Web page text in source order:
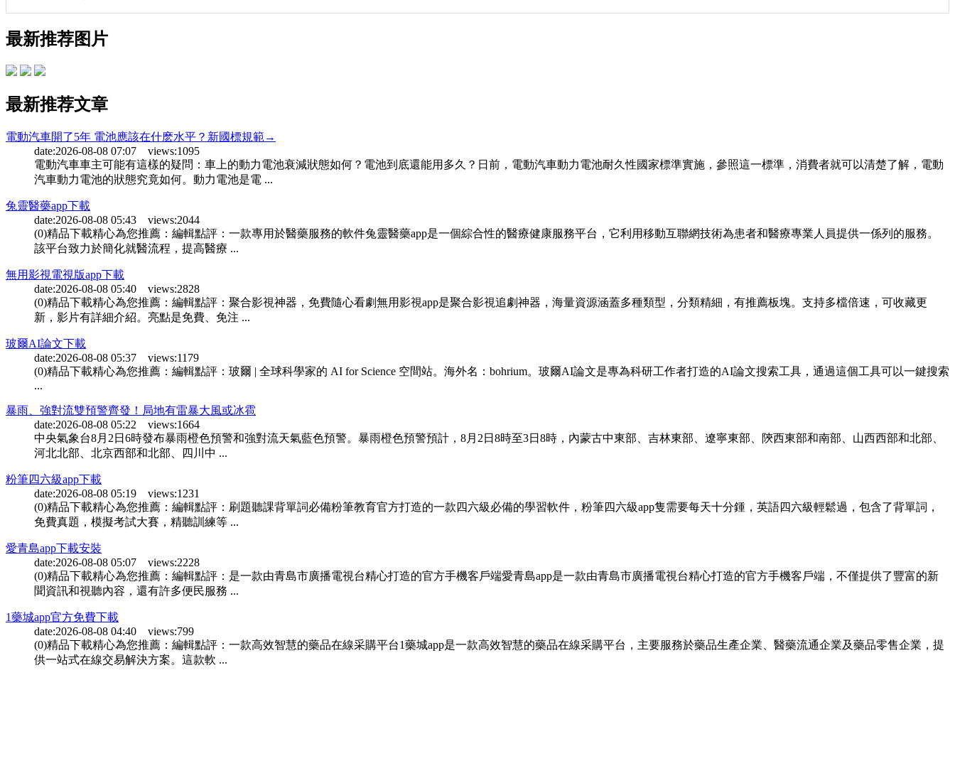
最新推荐图片
最新推荐文章
電動汽車開了5年 電池應該在什麽水平？新國標規範→
date:2026-08-08 07:07 views:1095
電動汽車車主可能有這樣的疑問：車上的動力電池衰減狀態如何？電池到底還能用多久？日前，電動汽車動力電池耐久性國家標準實施，參照這一標準，消費者就可以清楚了解，電動
汽車動力電池的狀態究竟如何。動力電池是電 ...
兔靈醫藥app下載
date:2026-08-08 05:43 views:2044
(0)精品下載精心為您推薦：編輯點評：一款專用於醫藥服務的軟件兔靈醫藥app是一個綜合性的醫療健康服務平台，它利用移動互聯網技術為患者和醫療專業人員提供一係列的服務。
該平台致力於簡化就醫流程，提高醫療 ...
無用影視電視版app下載
date:2026-08-08 05:40 views:2828
(0)精品下載精心為您推薦：編輯點評：聚合影視神器，免費隨心看劇無用影視app是聚合影視追劇神器，海量資源涵蓋多種類型，分類精細，有推薦板塊。支持多檔倍速，可收藏更
新，影片有詳細介紹。亮點是免費、免注 ...
玻爾AI論文下載
date:2026-08-08 05:37 views:1179
(0)精品下載精心為您推薦：編輯點評：玻爾 | 全球科學家的 AI for Science 空間站。海外名：bohrium。玻爾AI論文是專為科研工作者打造的AI論文搜索工具，通過這個工具可以一鍵搜索
...
暴雨、強對流雙預警齊發！局地有雷暴大風或冰雹
date:2026-08-08 05:22 views:1664
中央氣象台8月2日6時發布暴雨橙色預警和強對流天氣藍色預警。暴雨橙色預警預計，8月2日8時至3日8時，內蒙古中東部、吉林東部、遼寧東部、陝西東部和南部、山西西部和北部、
河北北部、北京西部和北部、四川中 ...
粉筆四六級app下載
date:2026-08-08 05:19 views:1231
(0)精品下載精心為您推薦：編輯點評：刷題聽課背單詞必備粉筆教育官方打造的一款四六級必備的學習軟件，粉筆四六級app隻需要每天十分鍾，英語四六級輕鬆過，包含了背單詞，
免費真題，模擬考試大賽，精聽訓練等 ...
愛青島app下載安裝
date:2026-08-08 05:07 views:2228
(0)精品下載精心為您推薦：編輯點評：是一款由青島市廣播電視台精心打造的官方手機客戶端愛青島app是一款由青島市廣播電視台精心打造的官方手機客戶端，不僅提供了豐富的新
聞資訊和視聽內容，還有許多便民服務 ...
1藥城app官方免費下載
date:2026-08-08 04:40 views:799
(0)精品下載精心為您推薦：編輯點評：一款高效智慧的藥品在線采購平台1藥城app是一款高效智慧的藥品在線采購平台，主要服務於藥品生產企業、醫藥流通企業及藥品零售企業，提
供一站式在線交易解決方案。這款軟 ...